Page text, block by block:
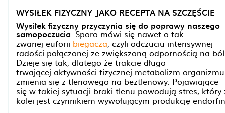
WYSIŁEK FIZYCZNY JAKO RECEPTA NA SZCZĘŚCIE
Wysiłek fizyczny przyczynia się do poprawy naszego
samopoczucia. Sporo mówi się nawet o tak
zwanej euforii biegacza, czyli odczuciu intensywnej
radości połączonej ze zwiększoną odpornością na
Dzieje się tak, dlatego że trakcie długo
trwającej aktywności fizycznej metabolizm organizmu
zmienia się z tlenowego na beztlenowy. Pojawiające
się w takiej sytuacji braki tlenu powodują stres, który
kolei jest czynnikiem wywołującym produkcję